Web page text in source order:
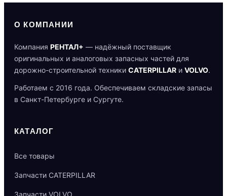
О КОМПАНИИ
Компания РЕНТАЛ+ — надёжный поставщик
оригинальных и аналоговых запасных частей для
дорожно-строительной техники CATERPILLAR и VOLVO.
Работаем с 2016 года. Обеспечиваем складские запасы
в Санкт-Петербурге и Сургуте.
КАТАЛОГ
Все товары
Запчасти CATERPILLAR
Запчасти VOLVO